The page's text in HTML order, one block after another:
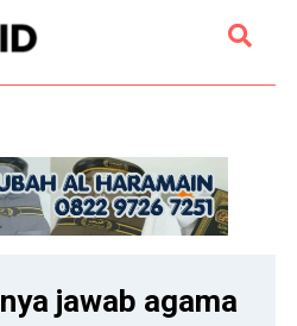
jawab agama